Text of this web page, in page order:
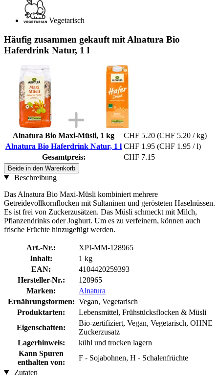
Vegetarisch
Häufig zusammen gekauft mit Alnatura Bio
Haferdrink Natur, 1 l
Alnatura Bio Maxi-Müsli, 1 kg CHF 5.20 (CHF 5.20 / kg)
Alnatura Bio Haferdrink Natur, 1 l CHF 1.95 (CHF 1.95 / l)
Gesamtpreis:
CHF 7.15
Beide in den Warenkorb
Beschreibung
Das Alnatura Bio Maxi-Müsli kombiniert mehrere
Getreidevollkornflocken mit Sultaninen und gerösteten Haselnüssen.
Es ist frei von Zuckerzusätzen. Das Müsli schmeckt mit Milch,
Pflanzendrinks oder Joghurt. Um es zu verfeinern, können auch
frische Früchte hinzugefügt werden.
Art.-Nr.:
XPI-MM-128965
Inhalt:
1 kg
EAN:
4104420259393
Hersteller-Nr.:
128965
Marken:
Alnatura
Ernährungsformen: Vegan, Vegetarisch
Produktarten:
Lebensmittel, Frühstücksflocken & Müsli
Eigenschaften:
Bio-zertifiziert, Vegan, Vegetarisch, OHNE
Zuckerzusatz
Lagerhinweis:
kühl und trocken lagern
Kann Spuren
enthalten von:
F - Sojabohnen, H - Schalenfrüchte
Zutaten